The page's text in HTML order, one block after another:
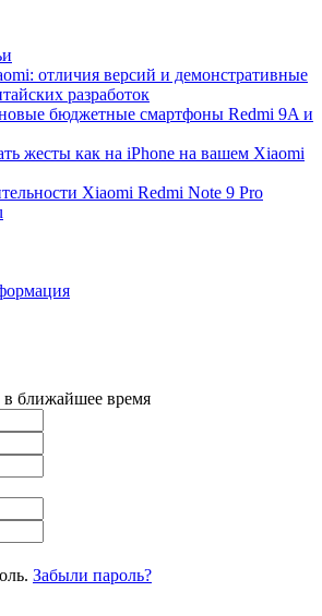
отличия версий и демонстративные
разработок
бюджетные смартфоны Redmi 9A и
жесты как на iPhone на вашем Xiaomi
Xiaomi Redmi Note 9 Pro
ближайшее время
Забыли пароль?